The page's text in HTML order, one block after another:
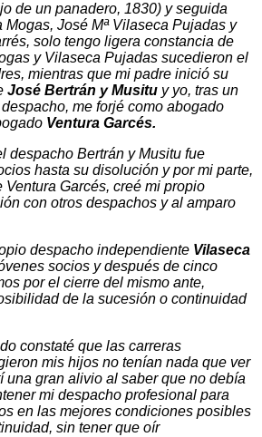
de un panadero, 1830) y seguida
José Mª Vilaseca Pujadas y
solo tengo ligera constancia de
y Vilaseca Pujadas sucedieron el
mientras que mi padre inició su
José Bertrán y Musitu y yo, tras un
me forjé como abogado
Ventura Garcés.
despacho Bertrán y Musitu fue
hasta su disolución y por mi parte,
Garcés, creé mi propio
con otros despachos y al amparo
despacho independiente Vilaseca
socios y después de cinco
por el cierre del mismo ante,
de la sucesión o continuidad
constaté que las carreras
mis hijos no tenían nada que ver
una gran alivio al saber que no debía
mi despacho profesional para
en las mejores condiciones posibles
sin tener que oír